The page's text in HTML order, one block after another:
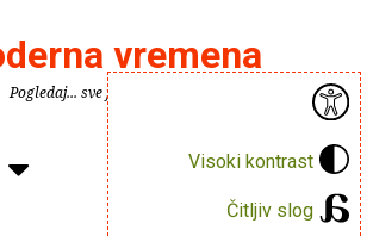
Visoki kontrast
Čitljiv slog
vremena
Pogledaj... sve je puno knjiga.